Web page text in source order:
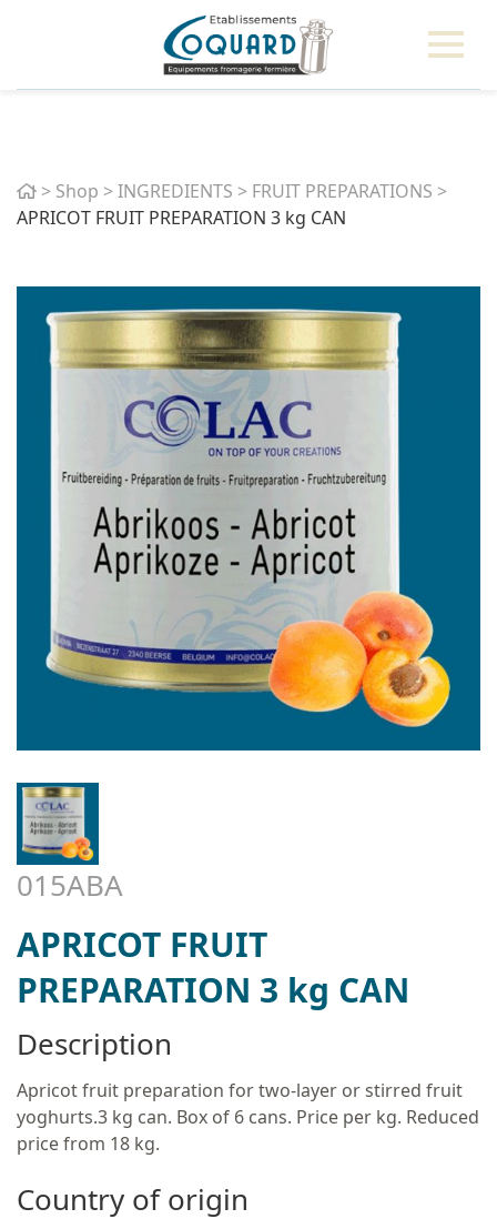
Home
> Shop >INGREDIENTS > FRUIT PREPARATIONS >
APRICOT FRUIT PREPARATION 3 kg CAN
015ABA
APRICOT FRUIT
PREPARATION 3 kg CAN
Description
Apricot fruit preparation for two-layer or stirred fruit
yoghurts.3 kg can. Box of 6 cans. Price per kg. Reduced
price from 18 kg.
Country of origin